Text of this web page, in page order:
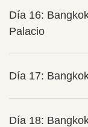
Día 16:
Palacio
Día 17:
Día 18: